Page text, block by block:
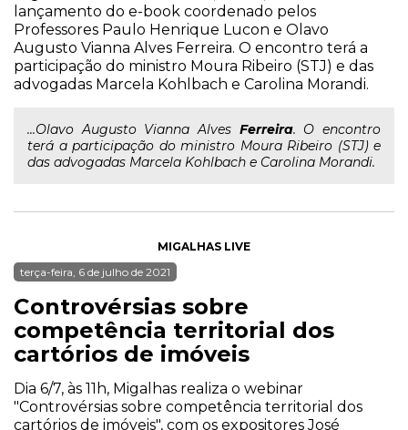
lançamento do e-book coordenado pelos
Professores Paulo Henrique Lucon e Olavo
Augusto Vianna Alves Ferreira. O encontro terá a
participação do ministro Moura Ribeiro (STJ) e das
advogadas Marcela Kohlbach e Carolina Morandi.
...Olavo Augusto Vianna Alves Ferreira. O encontro
terá a participação do ministro Moura Ribeiro (STJ) e
das advogadas Marcela Kohlbach e Carolina Morandi.
MIGALHAS LIVE
terça-feira, 6 de julho de 2021
Controvérsias sobre
competência territorial dos
cartórios de imóveis
Dia 6/7, às 11h, Migalhas realiza o webinar
"Controvérsias sobre competência territorial dos
cartórios de imóveis", com os expositores José